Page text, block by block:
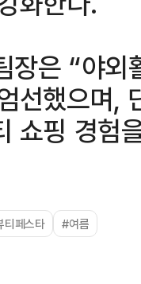
장은 “야
선했으며,
쇼핑 경험
티페스타 #여름